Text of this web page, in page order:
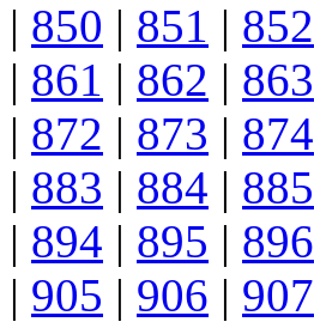
| 850 | 851 | 852
| 861 | 862 | 863
| 872 | 873 | 874
| 883 | 884 | 885
| 894 | 895 | 896
| 905 | 906 | 907